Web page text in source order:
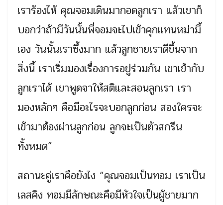
เราร้องไห้ คุณจอมเดินมากอดลูกเรา แล้วเขาก็
บอกว่าถ้ามีวันนั้นพี่จอมจะไปเข้าคุกแทนหม่ามี้
เอง วันนั้นเราซึ้งมาก แล้วลูกชายเราดีขึ้นจาก
สิ่งนี้ เราเริ่มมองเรื่องการอยู่ร่วมกัน เขาเข้ากับ
ลูกเราได้ เขาพูดจาให้สติและสอนลูกเรา เรา
มองหลักๆ คือมีอะไรจะบอกลูกก่อน สองใครจะ
เข้ามาต้องผ่านลูกก่อน ลูกจะเป็นตัวสกรีน
ทั้งหมด”
สถานะคู่เราคือยังไง “คุณจอมเป็นทอม เราเป็น
เลสคิง ทอมมีลักษณะคือมีหัวใจเป็นผู้ชายมาก